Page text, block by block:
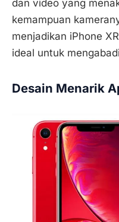
dan video yang
kemampuan
menjadikan iPhone
ideal untuk
Desain Menarik